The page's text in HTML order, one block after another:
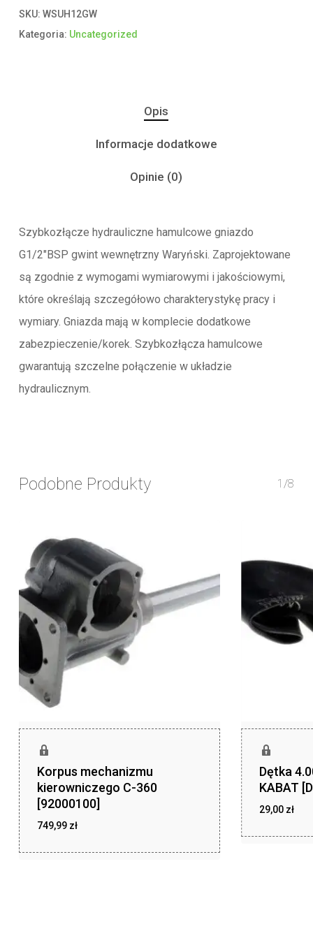
SKU: WSUH12GW
Kategoria: Uncategorized
Opis
Informacje dodatkowe
Opinie (0)
Szybkozłącze hydrauliczne hamulcowe gniazdo
G1/2″BSP gwint wewnętrzny Waryński. Zaprojektowane
są zgodnie z wymogami wymiarowymi i jakościowymi,
które określają szczegółowo charakterystykę pracy i
wymiary. Gniazda mają w komplecie dodatkowe
zabezpieczenie/korek. Szybkozłącza hamulcowe
gwarantują szczelne połączenie w układzie
hydraulicznym.
Podobne Produkty 1/8
Korpus mechanizmu
kierowniczego C-360
[92000100]
749,99 zł
Dętka
KABAT
29,00 zł